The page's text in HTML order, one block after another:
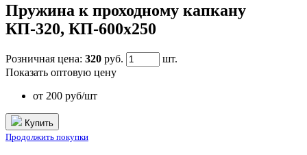
Пружина к проходному капкану
КП-320, КП-600х250
Розничная цена: 320 руб.
шт.
Показать оптовую цену
от 200 руб/шт
Купить
Продолжить покупки